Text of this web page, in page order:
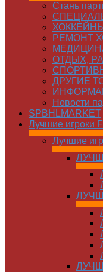
Стань
РЕМОНТ
ОТДЫХ,
ДРУГИЕ
Новости
SPBHLMARKET
Лучшие игроки
Лучшие